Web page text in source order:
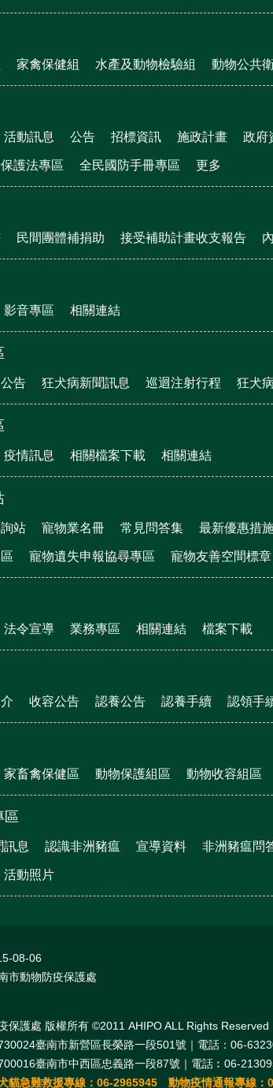
家禽保健組 水產及動物檢驗組 動物公共
活動訊息 公告 招標資訊 施政計畫 政府
護法專區 全民國防手冊專區 更多
民間團體補捐助 接受補助計畫收支報告
影音專區 相關連結
告 狂犬病新聞訊息 巡迴注射行程 狂犬
疫情訊息 相關檔案下載 相關連結
站 寵物業名冊 常見問答集 最新優惠措
寵物遺失申報協尋專區 寵物友善空間標章
法令宣導 業務專區 相關連結 檔案下載
收容公告 認養公告 認養手續 認領手
家畜禽保健區 動物保護組區 動物收容組區
區
訊息 認識非洲豬瘟 宣導資料 非洲豬瘟問
活動照片
08-06
市動物防疫保護處
保護處 版權所有 ©2011 AHIPO ALL Rights Reserved
臺南市新營區長榮路一段501號｜電話：06-
臺南市中西區忠義路一段87號｜電話︰06-
貓急難救援專線：06-2965945 動物疫情通報專線：